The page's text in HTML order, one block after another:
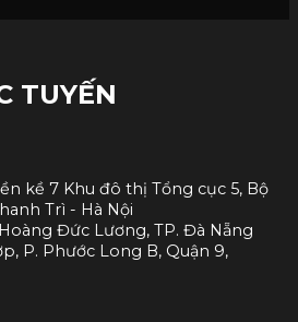
TUYẾN
kề 7 Khu đô thị Tổng cục 5, Bộ
Trì - Hà Nội
Đức Lương, TP. Đà Nẵng
P. Phước Long B, Quận 9,